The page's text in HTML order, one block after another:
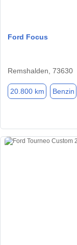
Ford Focus
Remshalden, 73630
20.800 km Benzin